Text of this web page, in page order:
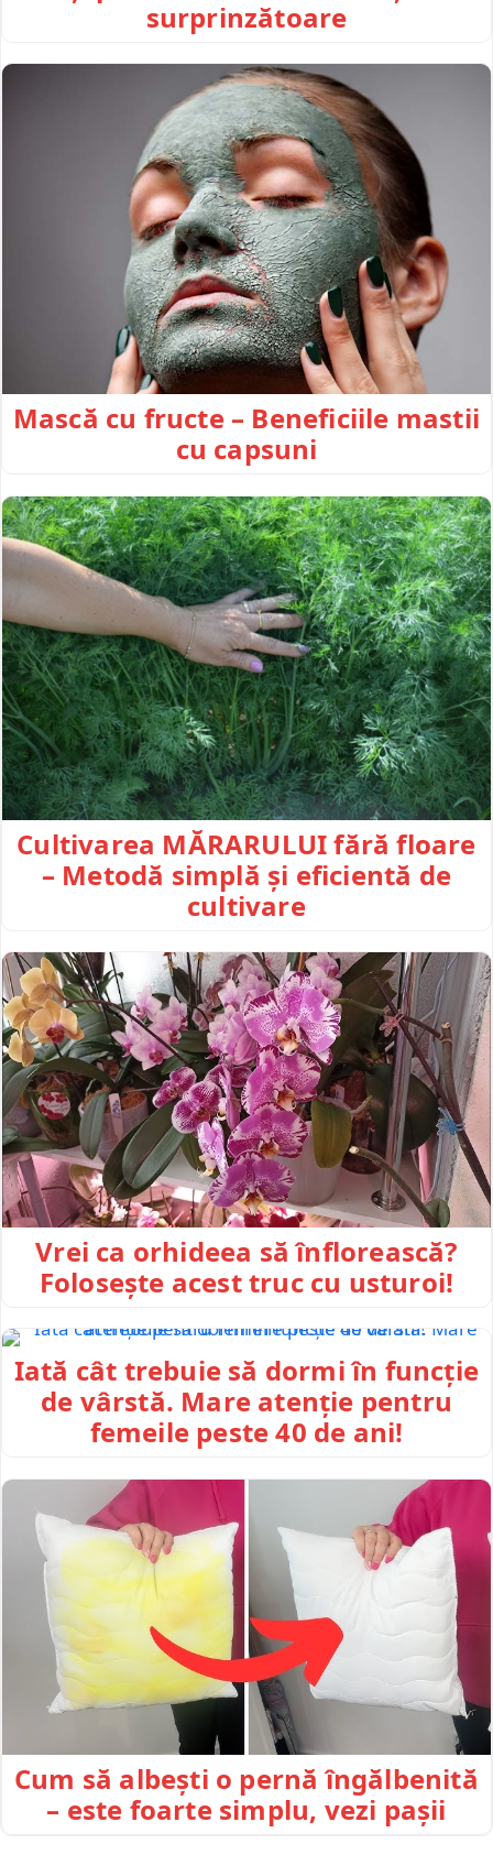
surprinzătoare
Mască cu fructe – Beneficiile mastii
cu capsuni
Cultivarea MĂRARULUI fără floare
– Metodă simplă și eficientă de
cultivare
Vrei ca orhideea să înflorească?
Folosește acest truc cu usturoi!
Iată cât trebuie să dormi în funcție
de vârstă. Mare atenție pentru
femeile peste 40 de ani!
Cum să albești o pernă îngălbenită
– este foarte simplu, vezi pașii